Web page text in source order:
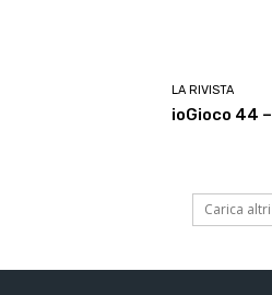
LA RIVISTA
ioGioco 44
Carica altri